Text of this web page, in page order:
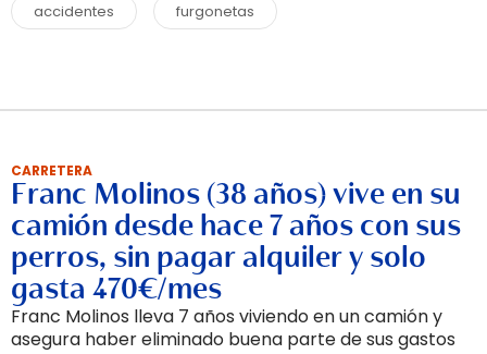
accidentes furgonetas
CARRETERA
Franc Molinos (38 años) vive en su
camión desde hace 7 años con sus
perros, sin pagar alquiler y solo
gasta 470€/mes
Franc Molinos lleva 7 años viviendo en un camión y
asegura haber eliminado buena parte de sus gastos